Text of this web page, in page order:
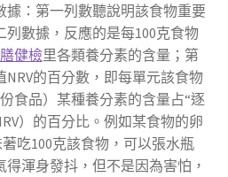
據：第一列數聽說明該食物重要
數據，反應的是每100克食物
健檢里各類養分素的含量；第
的百分數，即每單元該食物
食品）某種養分素的含量占“逐
）的百分比。例如某食物的卵
吃100克該食物，可以張水瓶
渾身發抖，但不是因為害怕，